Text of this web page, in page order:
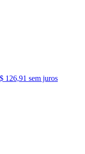
126,91 sem juros